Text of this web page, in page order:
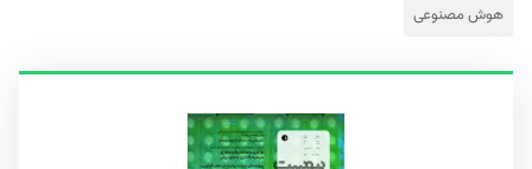
هوش مصنوعی